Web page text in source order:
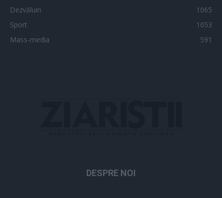
Dezvăluiri
1065
Sport
1053
Mass-media
591
DESPRE NOI